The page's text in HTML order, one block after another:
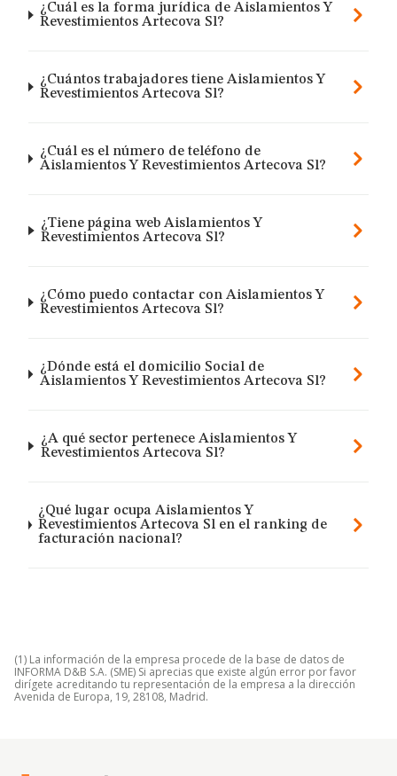
¿Cuál es la forma jurídica de Aislamientos Y
Revestimientos Artecova Sl?
¿Cuántos trabajadores tiene Aislamientos Y
Revestimientos Artecova Sl?
¿Cuál es el número de teléfono de
Aislamientos Y Revestimientos Artecova Sl?
¿Tiene página web Aislamientos Y
Revestimientos Artecova Sl?
¿Cómo puedo contactar con Aislamientos Y
Revestimientos Artecova Sl?
¿Dónde está el domicilio Social de
Aislamientos Y Revestimientos Artecova Sl?
¿A qué sector pertenece Aislamientos Y
Revestimientos Artecova Sl?
¿Qué lugar ocupa Aislamientos Y
Revestimientos Artecova Sl en el ranking de
facturación nacional?
(1) La información de la empresa procede de la base de datos de
INFORMA D&B S.A. (SME) Si aprecias que existe algún error por favor
dirígete acreditando tu representación de la empresa a la dirección
Avenida de Europa, 19, 28108, Madrid.